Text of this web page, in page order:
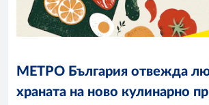
МЕТРО България отвежда
храната на ново кулинарно